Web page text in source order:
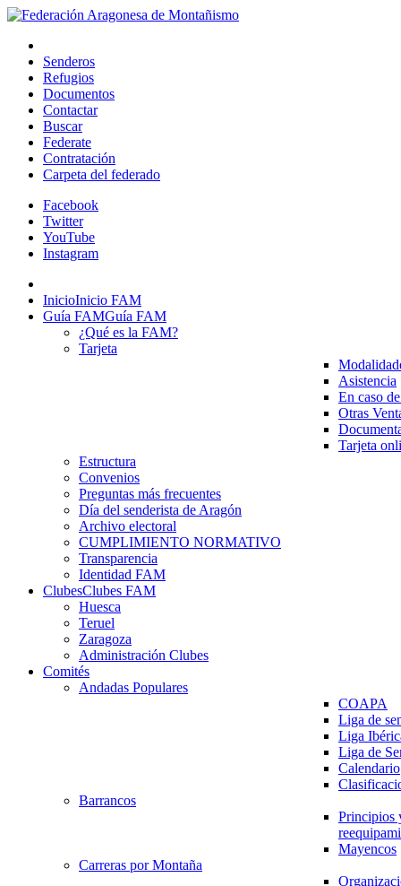
Senderos
Refugios
Documentos
Contactar
Buscar
Federate
Contratación
Carpeta del federado
Facebook
Twitter
YouTube
Instagram
InicioInicio FAM
Guía FAMGuía FAM
¿Qué es la FAM?
Tarjeta
Asistencia
En caso
Otras
Tarjeta
Estructura
Convenios
Preguntas más frecuentes
Día del senderista de Aragón
Archivo electoral
CUMPLIMIENTO NORMATIVO
Transparencia
Identidad FAM
ClubesClubes FAM
Huesca
Teruel
Zaragoza
Administración Clubes
Comités
Andadas Populares
COAPA
Liga de
Liga
Liga de
Calendario
Barrancos
Principios
Mayencos
Carreras por Montaña